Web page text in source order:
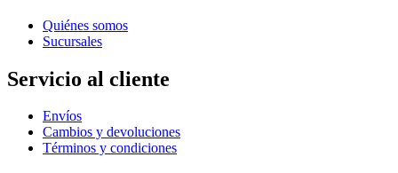
Quiénes somos
Sucursales
Servicio al cliente
Envíos
Cambios y devoluciones
Términos y condiciones